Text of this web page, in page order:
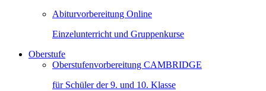
Abiturvorbereitung Online
Einzelunterricht und Gruppenkurse
Oberstufe
Oberstufenvorbereitung CAMBRIDGE
für Schüler der 9. und 10. Klasse